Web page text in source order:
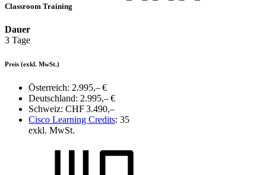
Classroom Training
Dauer
3 Tage
Preis (exkl. MwSt.)
Österreich: 2.995,– €
Deutschland: 2.995,– €
Schweiz: CHF 3.490,–
Cisco Learning Credits: 35
exkl. MwSt.